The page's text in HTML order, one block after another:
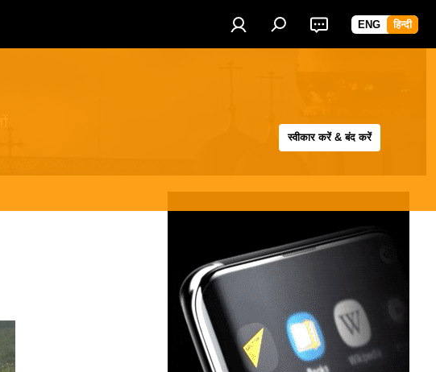
ENG हिन्दी
स्वीकार करें & बंद करें